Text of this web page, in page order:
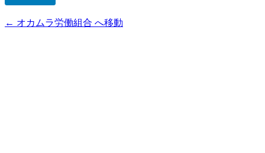
← オカムラ労働組合 へ移動